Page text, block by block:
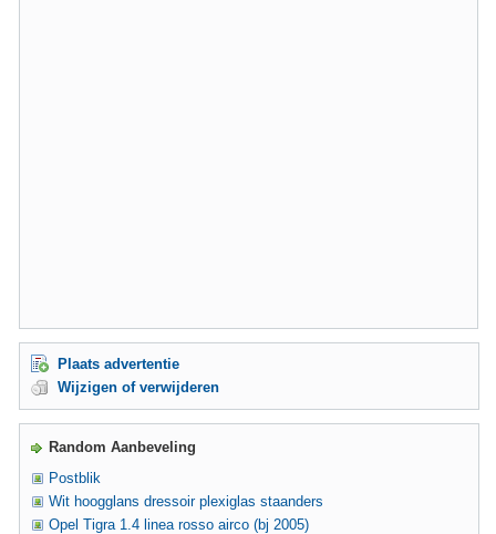
Plaats advertentie
Wijzigen of verwijderen
Random Aanbeveling
Postblik
Wit hoogglans dressoir plexiglas staanders
Opel Tigra 1.4 linea rosso airco (bj 2005)